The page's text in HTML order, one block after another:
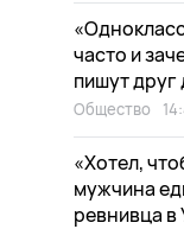
часто и
пишут друг
Общество
«Хотел,
мужчина
ревнивца в